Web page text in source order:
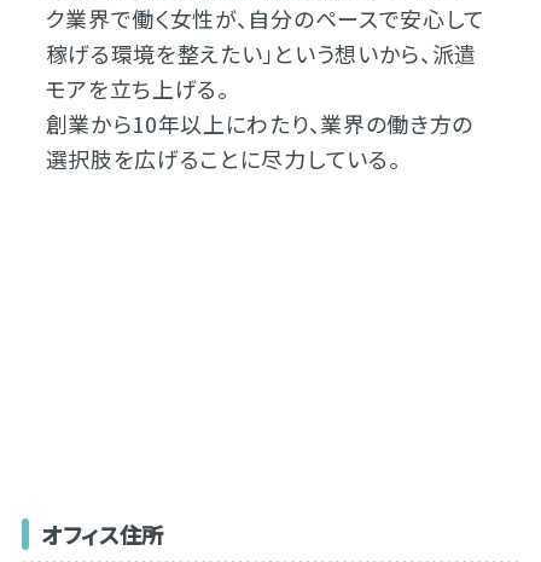
ク業界で働く女性が、自分のペースで安心して
稼げる環境を整えたい」という想いから、派遣
モアを立ち上げる。
創業から10年以上にわたり、業界の働き方の
選択肢を広げることに尽力している。
オフィス住所